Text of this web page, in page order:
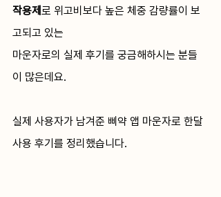
작용제 로 위고비보다 높은 체중 감량률이 보
고되고 있는
마운자로의 실제 후기를 궁금해하시는 분들
이 많은데요.
실제 사용자가 남겨준 삐약 앱 마운자로 한달
사용 후기를 정리했습니다.